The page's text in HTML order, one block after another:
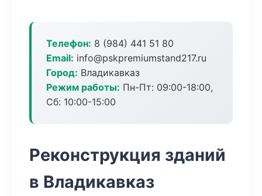
Телефон: 8 (984) 441 51 80
Email: info@pskpremiumstand217.ru
Город: Владикавказ
Режим работы: Пн-Пт: 09:00-18:00,
Сб: 10:00-15:00
Реконструкция зданий
в Владикавказ